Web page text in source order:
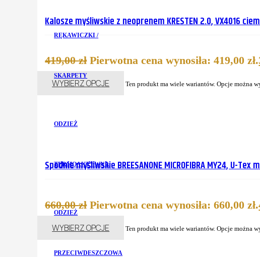
RĘKAWICZKI /
SKARPETY
ODZIEŻ
TERMOAKTYWNA
ODZIEŻ
PRZECIWDESZCZOWA
Kalosze myśliwskie z neoprenem KRESTEN 2.0, VX4016
419,00zł Pierwotna cena wynosiła: 419,00 zł.
WYBIERZ OPCJE Ten produkt ma wiele wariantów. Opcje można
Spodnie myśliwskie BREESANONE MICROFIBRA MY24,
660,00zł Pierwotna cena wynosiła: 660,00 zł.
WYBIERZ OPCJE Ten produkt ma wiele wariantów. Opcje można